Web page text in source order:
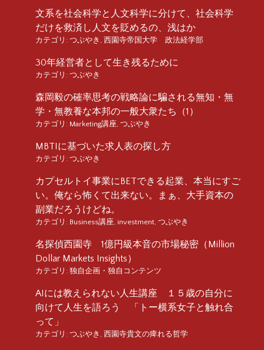
文系を社会科学と人文科学に分けて、社会科学
だけを救済し人文を貶めるの、浅はか
カテゴリ: つぶやき , 西園寺帝国大学 政法経学部
30年経営者として生き残るために
カテゴリ: つぶやき
森岡毅の確率思考の戦略論に騙される無知・無
学・無教養な本邦の一般大衆たち（1）
カテゴリ: Marketing講座, つぶやき
MBTIに基づいた求人表の探し方
カテゴリ: つぶやき
カプセルトイ事業にBETできる起業、本当にすご
い。俺なら怖くて出来ない。まぁ、大手資本の
副業だろうけどね。
カテゴリ: Business講座, investment, つぶやき
名探偵西園寺 1億円級本音の市場秘密（Million
Dollar Markets Insights）
カテゴリ: 独自企画・独自コンテンツ
AIには教えられない人生講座 １５歳の自分に
向けて人生を語ろう 「トー横系女子と触れ合
って」
カテゴリ: つぶやき , 西園寺貴文の痺れる哲学